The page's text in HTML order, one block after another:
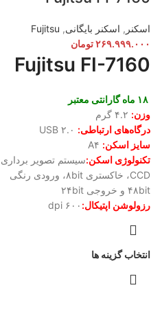
اسکنر , اسکنر بایگانی,
Fujitsu
۲۶۹.۹۹۹.۰۰۰تومان
Fujitsu FI-7160
۱۸ ماه گارانتی معتبر
وزن:
درگاه‌های ارتباطی:
سایز اسکن:
تکنولوژی اسکن:سیستم تصویر برداری
CCD، خاکستری ۸bit، ورودی رنگی
۴۸bit و خروجی ۲۴bit
رزولوشن اپتیکال: ۶۰۰ dpi
انتخاب گزینه ها